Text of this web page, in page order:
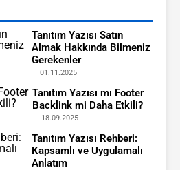
Tanıtım Yazısı Satın
Almak Hakkında Bilmeniz
Gerekenler
01.11.2025
Tanıtım Yazısı mı Footer
Backlink mi Daha Etkili?
18.09.2025
Tanıtım Yazısı Rehberi:
Kapsamlı ve Uygulamalı
Anlatım